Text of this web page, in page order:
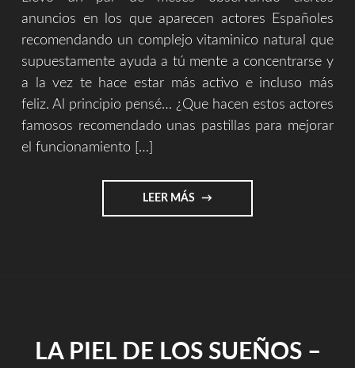
anuncios en los que aparecen actores Españoles
recomendando un complejo vitaminico natural que
supuestamente ayuda a tú mente a concentrarse y
a la vez te hace estar más activo e incluso más
feliz. Al principio pensé… ¿Que hacen estos actores
famosos recomendado unas pastillas para mejorar
el funcionamiento […]
LEER MÁS "LAS
PASTILLAS
LA PIEL DE LOS SUEÑOS –